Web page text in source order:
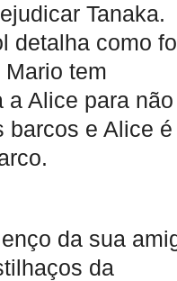
Tanaka.
detalha como
tem
a Alice para não
barcos e Alice é
da sua
da